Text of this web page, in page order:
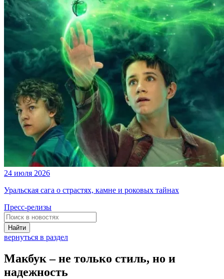
24 июля 2026
Уральская сага о страстях, камне и роковых тайнах
Пресс-релизы
Найти
вернуться в раздел
Макбук – не только стиль, но и
надежность